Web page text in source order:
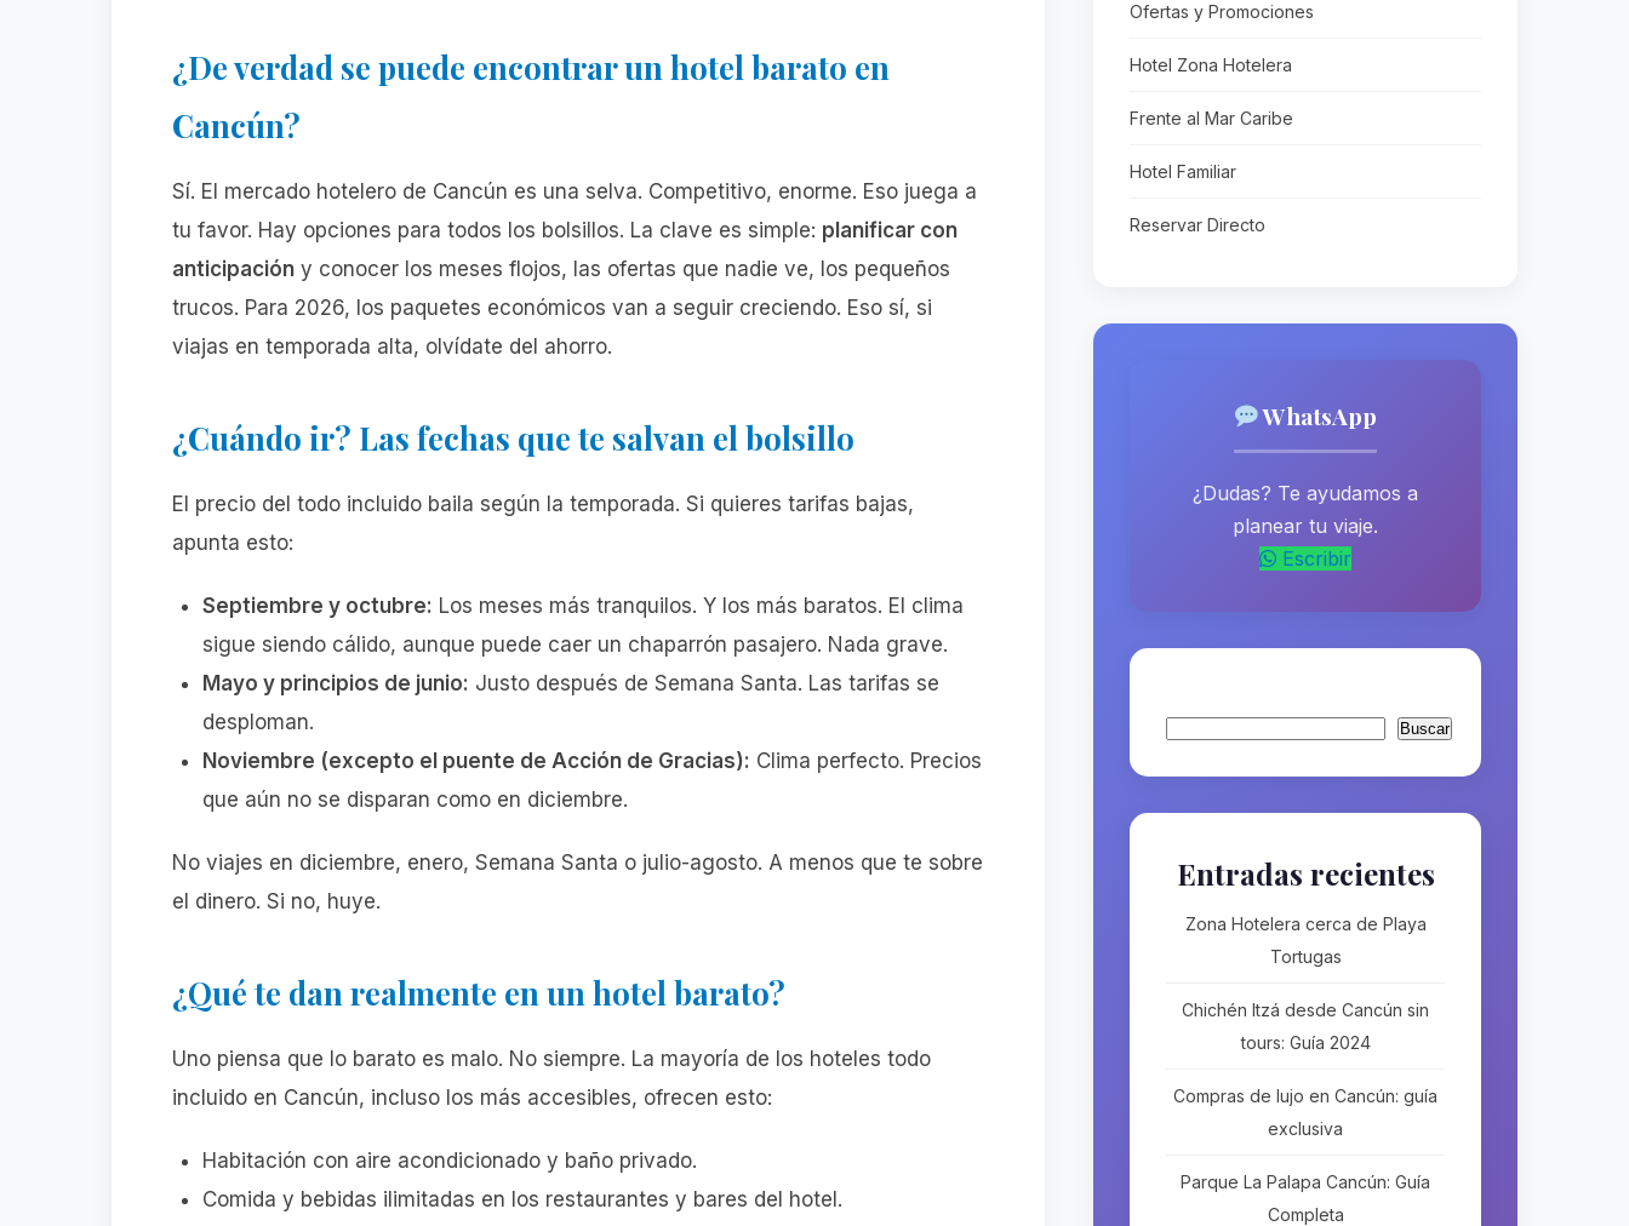
¿De verdad se puede encontrar un hotel barato en
Cancún?
Sí. El mercado hotelero de Cancún es una selva. Competitivo, enorme. Eso juega a
tu favor. Hay opciones para todos los bolsillos. La clave es simple: planificar con
anticipación y conocer los meses flojos, las ofertas que nadie ve, los pequeños
trucos. Para 2026, los paquetes económicos van a seguir creciendo. Eso sí, si
viajas en temporada alta, olvídate del ahorro.
¿Cuándo ir? Las fechas que te salvan el bolsillo
El precio del todo incluido baila según la temporada. Si quieres tarifas bajas,
apunta esto:
Septiembre y octubre: Los meses más tranquilos. Y los más baratos. El clima
sigue siendo cálido, aunque puede caer un chaparrón pasajero. Nada grave.
Mayo y principios de junio: Justo después de Semana Santa. Las tarifas se
desploman.
Noviembre (excepto el puente de Acción de Gracias): Clima perfecto. Precios
que aún no se disparan como en diciembre.
No viajes en diciembre, enero, Semana Santa o julio-agosto. A menos que te sobre
el dinero. Si no, huye.
¿Qué te dan realmente en un hotel barato?
Uno piensa que lo barato es malo. No siempre. La mayoría de los hoteles todo
incluido en Cancún, incluso los más accesibles, ofrecen esto:
Habitación con aire acondicionado y baño privado.
Comida y bebidas ilimitadas en los restaurantes y bares del hotel.
Ofertas y Promociones
Hotel Zona Hotelera
Frente al Mar Caribe
Hotel Familiar
Reservar Directo
WhatsApp
¿Dudas? Te ayudamos a
planear tu viaje.
Escribir
Buscar
Entradas recientes
Zona Hotelera cerca de Playa
Tortugas
Chichén Itzá desde Cancún sin
tours: Guía 2024
Compras de lujo en Cancún: guía
exclusiva
Parque La Palapa Cancún: Guía
Completa